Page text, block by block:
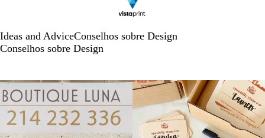
Ideas and AdviceConselhos sobre Design
Conselhos sobre Design